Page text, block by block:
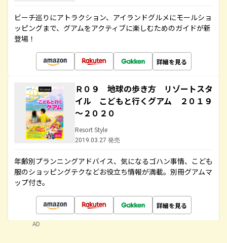
ビーチ巡りにアトラクション、アイランドグルメにモールショ
ッピングまで、グアムをアクティブに楽しむためのガイドが新
登場！
詳細を見る
Ｒ０９ 地球の歩き方 リゾートスタ
イル こどもと行くグアム ２０１９
～２０２０
Resort Style
2019.03.27 発売
年齢別プランニングアドバイス、気になるゴハン事情、こども
服のショッピングテクなどお役立ち情報が満載。別冊グアムマ
ップ付き。
詳細を見る
AD